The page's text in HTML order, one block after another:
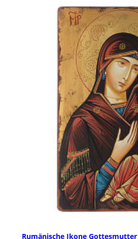
Rumänische Ikone